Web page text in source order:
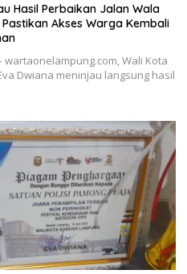
Hasil Perbaikan Jalan Wala
Akses Warga Kembali
wartaonelampung.com, Wali Kota
Dwiana meninjau langsung hasil